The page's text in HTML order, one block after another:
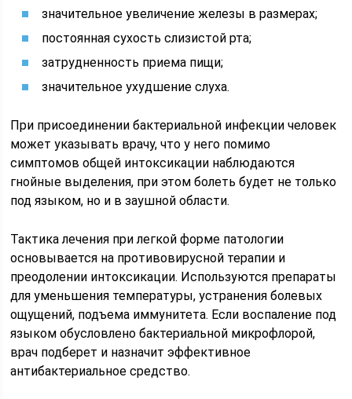
значительное увеличение железы в размерах;
постоянная сухость слизистой рта;
затрудненность приема пищи;
значительное ухудшение слуха.
При присоединении бактериальной инфекции человек
может указывать врачу, что у него помимо
симптомов общей интоксикации наблюдаются
гнойные выделения, при этом болеть будет не только
под языком, но и в заушной области.
Тактика лечения при легкой форме патологии
основывается на противовирусной терапии и
преодолении интоксикации. Используются препараты
для уменьшения температуры, устранения болевых
ощущений, подъема иммунитета. Если воспаление под
языком обусловлено бактериальной микрофлорой,
врач подберет и назначит эффективное
антибактериальное средство.